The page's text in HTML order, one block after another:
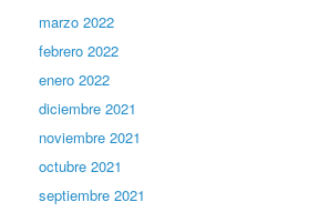
marzo 2022
febrero 2022
enero 2022
diciembre 2021
noviembre 2021
octubre 2021
septiembre 2021